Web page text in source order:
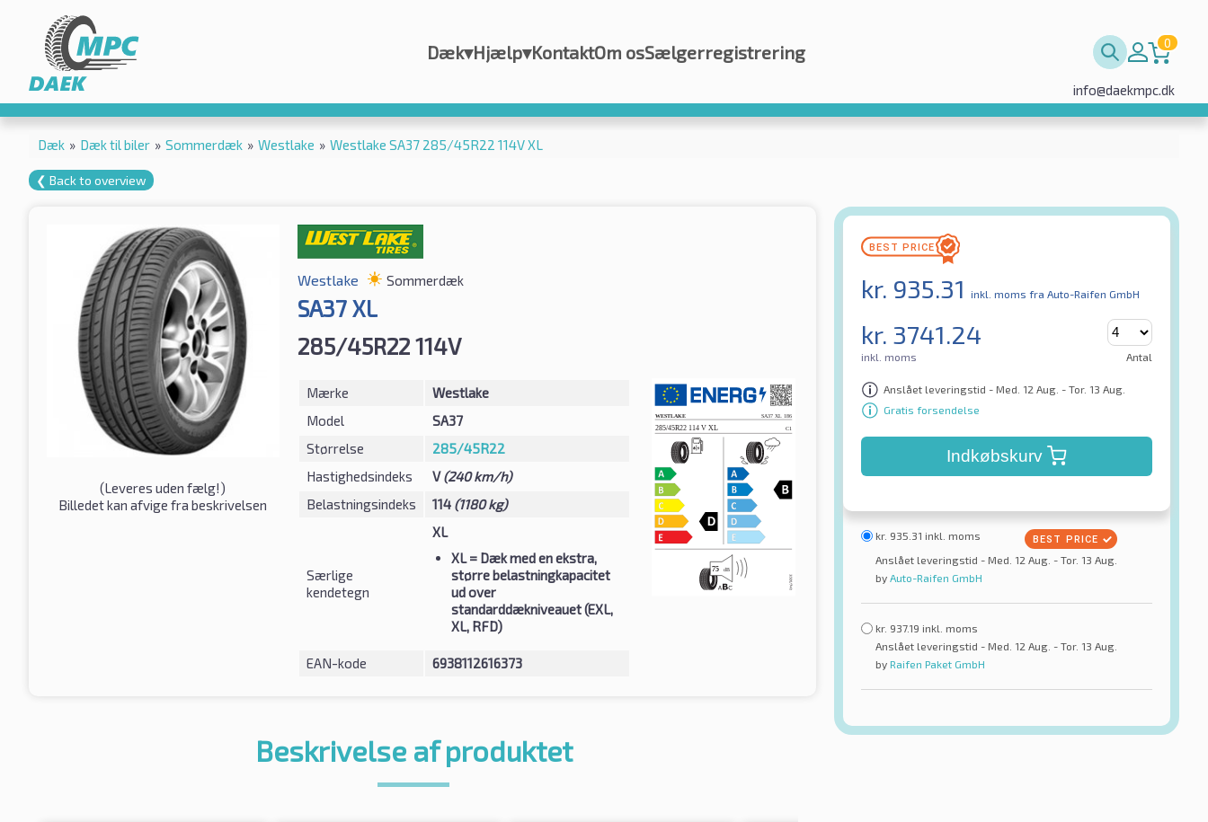
Dæk▾Hjælp▾KontaktOm osSælgerregistrering 0
info@daekmpc.dk
Dæk » Dæk til biler » Sommerdæk » Westlake » Westlake SA37 285/45R22 114V XL
❮ Back to overview
(Leveres uden fælg!)
Billedet kan afvige fra beskrivelsen
Westlake Sommerdæk
SA37 XL
285/45R22 114V
Mærke
Westlake
Model
SA37
Størrelse
285/45R22
Hastighedsindeks
V(240 km/h)
Belastningsindeks
114 (1180 kg)
Særlige
kendetegn
XL
XL= Dæk med en ekstra,
større belastningkapacitet
ud over
standarddækniveauet (EXL,
XL, RFD)
EAN-kode 6938112616373
kr. 935.31 inkl. moms fra Auto-Raifen GmbH
kr. 3741.24
inkl. moms Antal
Anslået leveringstid - Med. 12 Aug. - Tor. 13 Aug.
Gratis forsendelse
Indkøbskurv
kr. 935.31 inkl. moms
Anslået leveringstid - Med. 12 Aug. - Tor. 13 Aug.
by Auto-Raifen GmbH
kr. 937.19 inkl. moms
Anslået leveringstid - Med. 12 Aug. - Tor. 13 Aug.
by Raifen Paket GmbH
Beskrivelse af produktet